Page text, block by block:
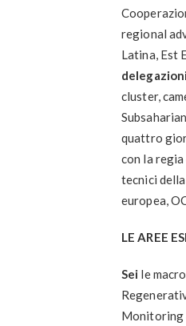
regional
Latina, Est
delegazioni
cluster,
quattro
con la
tecnici
europea,
LE AREE
Sei le
Monitoring